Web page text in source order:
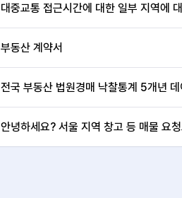
대중교통 접근시간에 대한 일부 지역에
부동산 계약서
전국 부동산 법원경매 낙찰통계 5개년
안녕하세요? 서울 지역 창고 등 매물 요